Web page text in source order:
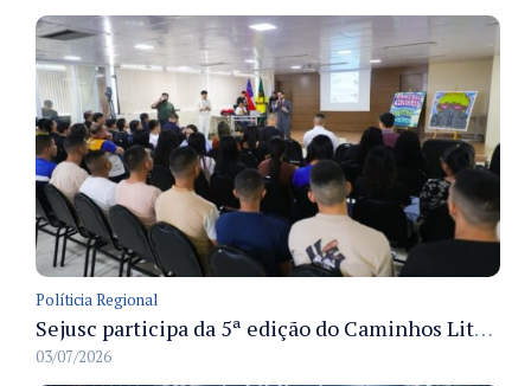
Políticia Regional
Sejusc participa da 5ª edição do Caminhos Literários com foco na cultura hip-hop nas unidades socioeducativas
03/07/2026